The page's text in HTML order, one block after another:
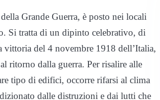
Grande Guerra, è posto nei locali
Si tratta di un dipinto celebrativo, di
del 4 novembre 1918 dell’Italia,
ritorno dalla guerra. Per risalire alle
tipo di edifici, occorre rifarsi al clima
dalle distruzioni e dai lutti che